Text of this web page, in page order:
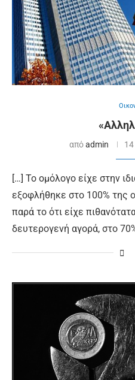
απόadmin
[…] Το ομόλογο είχε στην
εξοφλήθηκε στο 100% της
παρά το ότι είχε
δευτερογενή αγορά, στο